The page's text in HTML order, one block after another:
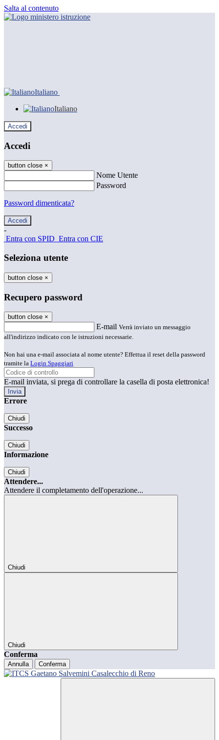
Salta al contenuto
Italiano
Italiano
Accedi
Accedi
button close ×
Nome Utente
Password
Password dimenticata?
-
Entra con SPID Entra con CIE
Seleziona utente
button close ×
Recupero password
button close ×
E-mail Verrà inviato un messaggio
all'indirizzo indicato con le istruzioni necessarie.
Non hai una e-mail associata al nome utente? Effettua il reset della password
tramite la Login Spaggiari
E-mail inviata, si prega di controllare la casella di posta elettronica!
Errore
Chiudi
Successo
Chiudi
Informazione
Chiudi
Attendere...
Attendere il completamento dell'operazione...
Chiudi
Chiudi
Conferma
Annulla Conferma